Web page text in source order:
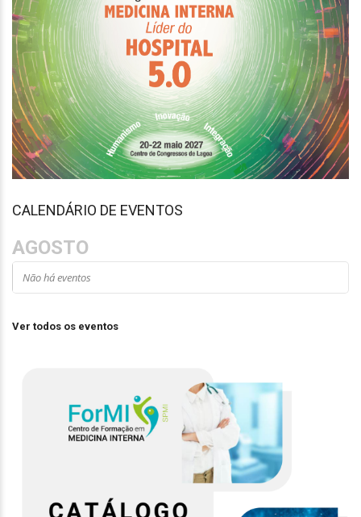
CALENDÁRIO DE EVENTOS
AGOSTO
Não há eventos
Ver todos os eventos